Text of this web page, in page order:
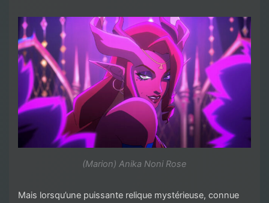
(Marion) Anika Noni Rose
Mais lorsqu’une puissante relique mystérieuse, connue